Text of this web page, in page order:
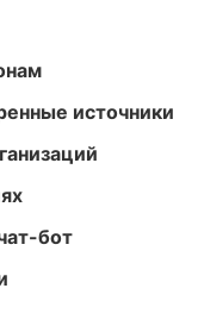
источники
бот